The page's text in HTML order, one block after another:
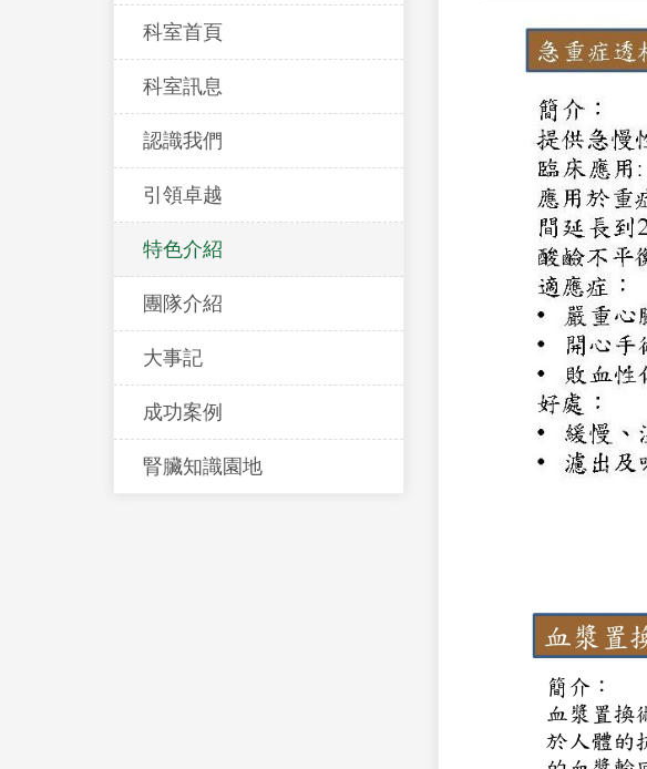
科室首頁
科室訊息
認識我們
引領卓越
特色介紹
團隊介紹
大事記
成功案例
腎臟知識園地